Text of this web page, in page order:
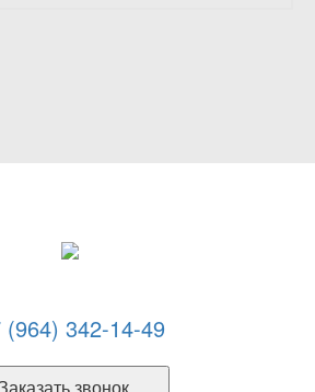
(964) 342-14-49
Заказать звонок